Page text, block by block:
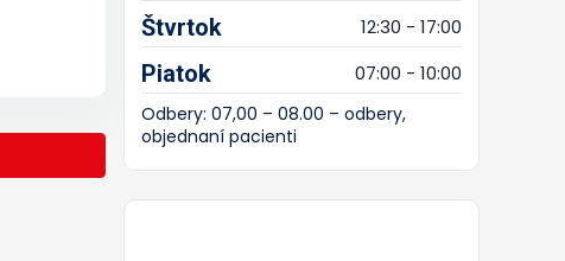
Štvrtok 12:30 - 17:00
Piatok 07:00 - 10:00
Odbery: 07,00 – 08.00 – odbery,
objednaní pacienti